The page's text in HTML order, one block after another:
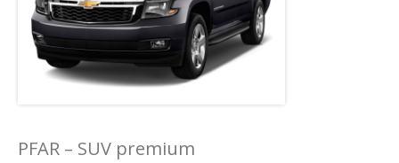
PFAR – SUV premium